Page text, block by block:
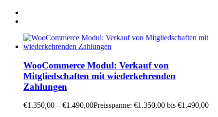
WooCommerce Modul: Verkauf von
Mitgliedschaften mit wiederkehrenden
Zahlungen
€1.350,00 – €1.490,00Preisspanne: €1.350,00 bis €1.490,00